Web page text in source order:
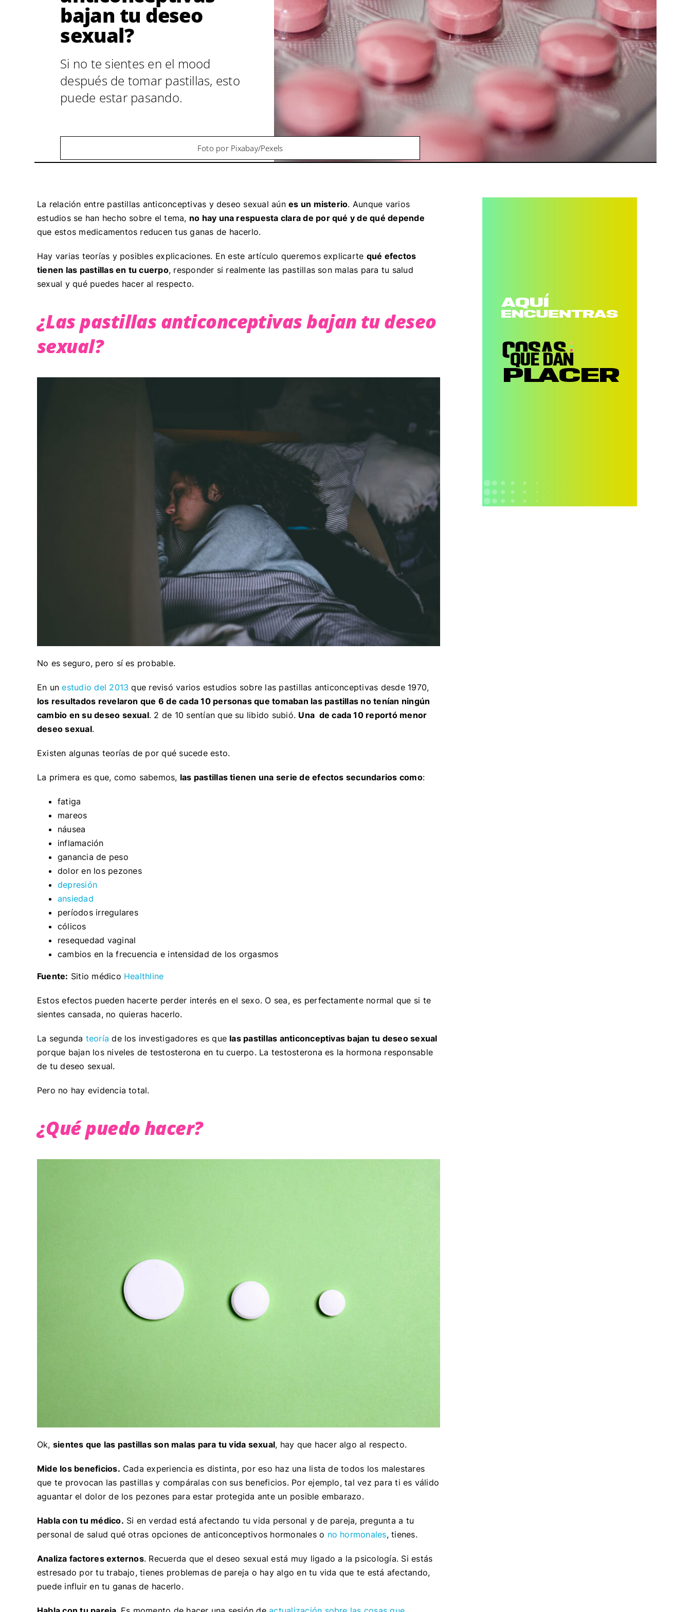
bajan tu deseo
sexual?
Si no te sientes en el mood
después de tomar pastillas, esto
puede estar pasando.
Foto por Pixabay/Pexels
La relación entre pastillas anticonceptivas y deseo sexual aúnes un misterio. Aunque varios
estudios se han hecho sobre el tema, no hay una respuesta clara de por qué y de qué depende
que estos medicamentos reducen tus ganas de hacerlo.
Hay varias teorías y posibles explicaciones. En este artículo queremos explicarte qué efectos
tienen las pastillas en tu cuerpo, responder si realmente las pastillas son malas para tu salud
sexual y qué puedes hacer al respecto.
¿Las pastillas anticonceptivas bajan tu deseo
sexual?
No es seguro, pero sí es probable.
En unestudio del 2013 que revisó varios estudios sobre las pastillas anticonceptivas desde 1970,
los resultados revelaron que 6 de cada 10 personas que tomaban las pastillas no tenían ningún
cambio en su deseo sexual. 2 de 10 sentían que su libido subió. Una de cada 10 reportó menor
deseo sexual.
Existen algunas teorías de por qué sucede esto.
La primera es que, como sabemos, las pastillas tienen una serie de efectos secundarios como:
fatiga
mareos
náusea
inflamación
ganancia de peso
dolor en los pezones
depresión
ansiedad
períodos irregulares
cólicos
resequedad vaginal
cambios en la frecuencia e intensidad de los orgasmos
Fuente: Sitio médico Healthline
Estos efectos pueden hacerte perder interés en el sexo. O sea, es perfectamente normal que si te
sientes cansada, no quieras hacerlo.
La segunda teoría de los investigadores es que las pastillas anticonceptivas bajan tu deseo sexual
porque bajan los niveles de testosterona en tu cuerpo. La testosterona es la hormona responsable
de tu deseo sexual.
Pero no hay evidencia total.
¿Qué puedo hacer?
Ok, sientes que las pastillas son malas para tu vida sexual, hay que hacer algo al respecto.
Mide los beneficios. Cada experiencia es distinta, por eso haz una lista de todos los malestares
que te provocan las pastillas y compáralas con sus beneficios. Por ejemplo, tal vez para ti es válido
aguantar el dolor de los pezones para estar protegida ante un posible embarazo.
Habla con tu médico. Si en verdad está afectando tu vida personal y de pareja, pregunta a tu
personal de salud qué otras opciones de anticonceptivos hormonales o no hormonales, tienes.
Analiza factores externos. Recuerda que el deseo sexual está muy ligado a la psicología. Si estás
estresado por tu trabajo, tienes problemas de pareja o hay algo en tu vida que te está afectando,
puede influir en tu ganas de hacerlo.